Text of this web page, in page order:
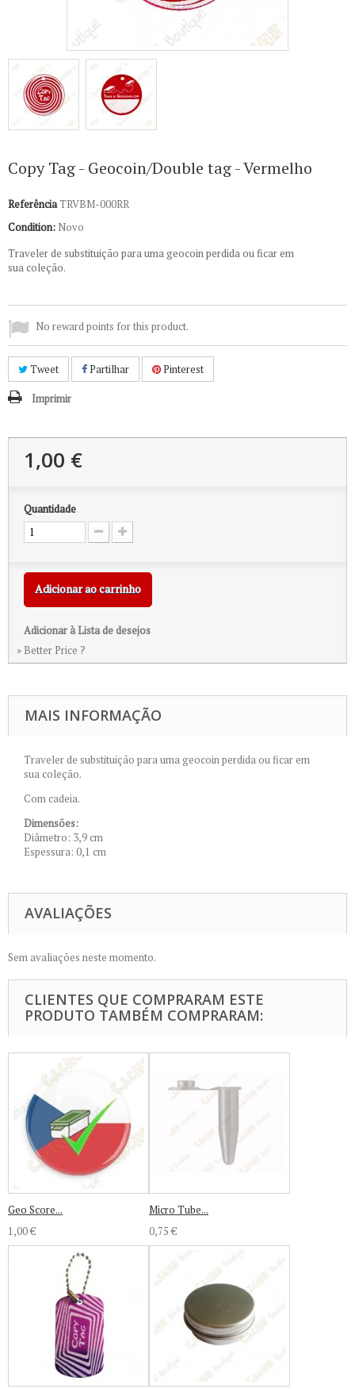
Copy Tag - Geocoin/Double tag - Vermelho
ReferênciaTRVBM-000RR
Condition: Novo
Traveler de substituição para uma geocoin perdida ou ficar em
sua coleção.
No reward points for this product.
Tweet Partilhar Pinterest
Imprimir
1,00 €
Quantidade
Adicionar ao carrinho
Adicionar à Lista de desejos
» Better Price ?
MAIS INFORMAÇÃO
Traveler de substituição para uma geocoin perdida ou ficar em
sua coleção.
Com cadeia.
Dimensões:
Diâmetro: 3,9 cm
Espessura: 0,1 cm
AVALIAÇÕES
Sem avaliações neste momento.
CLIENTES QUE COMPRARAM ESTE
PRODUTO TAMBÉM COMPRARAM:
Geo Score...
1,00 €
Micro Tube...
0,75 €